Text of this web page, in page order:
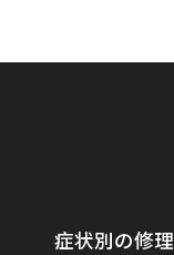
症状別の修理